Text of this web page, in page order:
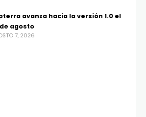
avanza hacia la versión 1.0 el
agosto
7, 2026